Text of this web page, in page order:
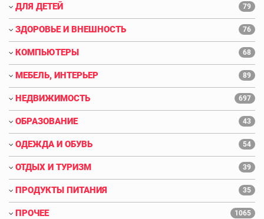
ДЛЯ ДЕТЕЙ 79
ЗДОРОВЬЕ И ВНЕШНОСТЬ 76
КОМПЬЮТЕРЫ 68
МЕБЕЛЬ, ИНТЕРЬЕР 89
НЕДВИЖИМОСТЬ 697
ОБРАЗОВАНИЕ 43
ОДЕЖДА И ОБУВЬ 54
ОТДЫХ И ТУРИЗМ 39
ПРОДУКТЫ ПИТАНИЯ 35
ПРОЧЕЕ 1065